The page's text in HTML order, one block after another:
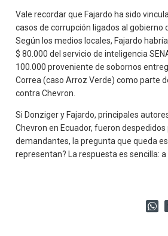
Vale recordar que Fajardo ha sido
casos de corrupción ligados al gobierno
Según los medios locales, Fajardo
$ 80.000 del servicio de inteligencia
100.000 proveniente de sobornos
Correa (caso Arroz Verde) como parte
contra Chevron.
Si Donziger y Fajardo, principales
Chevron en Ecuador, fueron despedidos
demandantes, la pregunta que queda
representan? La respuesta es sencilla: a